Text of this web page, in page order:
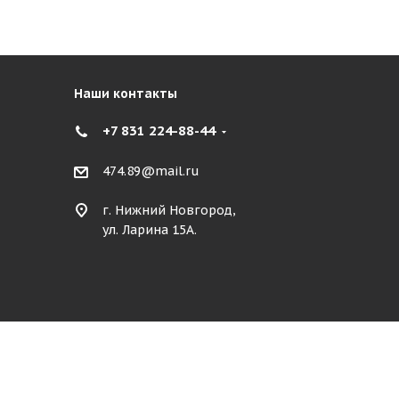
Наши контакты
+7 831 224-88-44
474.89@mail.ru
г. Нижний Новгород,
ул. Ларина 15А.